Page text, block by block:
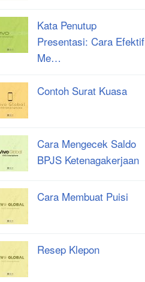
Kata Penutup
Presentasi: Cara Efektif
Me…
Contoh Surat Kuasa
Cara Mengecek Saldo
BPJS Ketenagakerjaan
Cara Membuat Puisi
Resep Klepon